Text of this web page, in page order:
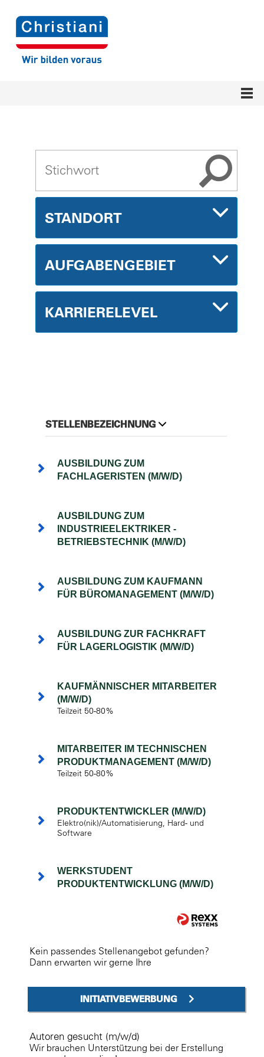
STANDORT
AUFGABENGEBIET
KARRIERELEVEL
STELLENBEZEICHNUNG
AUSBILDUNG ZUM
FACHLAGERISTEN (M/W/D)
AUSBILDUNG ZUM
INDUSTRIEELEKTRIKER -
BETRIEBSTECHNIK (M/W/D)
AUSBILDUNG ZUM KAUFMANN
FÜR BÜROMANAGEMENT (M/W/D)
AUSBILDUNG ZUR FACHKRAFT
FÜR LAGERLOGISTIK (M/W/D)
KAUFMÄNNISCHER MITARBEITER
(M/W/D)
Teilzeit 50-80%
MITARBEITER IM TECHNISCHEN
PRODUKTMANAGEMENT (M/W/D)
Teilzeit 50-80%
PRODUKTENTWICKLER (M/W/D)
Elektro(nik)/Automatisierung, Hard- und
Software
WERKSTUDENT
PRODUKTENTWICKLUNG (M/W/D)
Kein passendes Stellenangebot gefunden?
Dann erwarten wir gerne Ihre
INITIATIVBEWERBUNG
Autoren gesucht (m/w/d)
Wir brauchen Unterstützung bei der Erstellung